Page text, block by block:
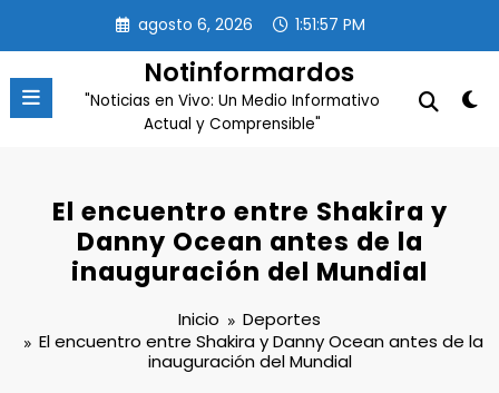
contenido
agosto 6, 2026 1:51:57 PM
Notinformardos
"Noticias en Vivo: Un Medio Informativo
Actual y Comprensible"
El encuentro entre Shakira y
Danny Ocean antes de la
inauguración del Mundial
Inicio
Deportes
El encuentro entre Shakira y Danny Ocean antes de la
inauguración del Mundial